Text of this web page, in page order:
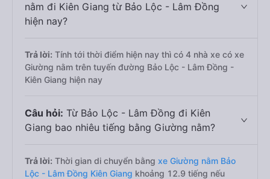
nằm đi Kiên Giang từ Bảo Lộc - Lâm Đồng
hiện nay?
Trả lời: Tính tới thời điểm hiện nay thì có 4 nhà xe có xe
Giường nằm trên tuyến đường Bảo Lộc - Lâm Đồng -
Kiên Giang hiện nay
Câu hỏi: Từ Bảo Lộc - Lâm Đồng đi Kiên
Giang bao nhiêu tiếng bằng Giường nằm?
Trả lời: Thời gian di chuyển bằng xe Giường nằm Bảo
Lộc - Lâm Đồng Kiên Giang khoảng 12.9 tiếng nếu